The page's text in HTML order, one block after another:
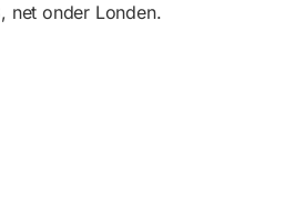
net onder Londen.